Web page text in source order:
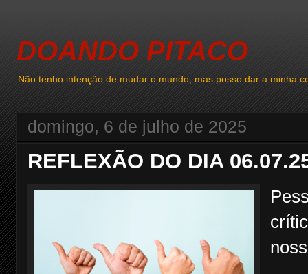
DOANDO PITACO
Não tenho intenção de mudar o mundo, mas posso dar a minha
domingo, 6 de julho de 2025
REFLEXÃO DO DIA